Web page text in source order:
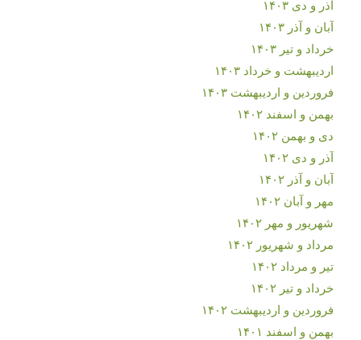
آذر و دی ۱۴۰۳
آبان و آذر ۱۴۰۳
خرداد و تیر ۱۴۰۳
اردیبهشت و خرداد ۱۴۰۳
فروردین و اردیبهشت ۱۴۰۳
بهمن و اسفند ۱۴۰۲
دی و بهمن ۱۴۰۲
آذر و دی ۱۴۰۲
آبان و آذر ۱۴۰۲
مهر و آبان ۱۴۰۲
شهریور و مهر ۱۴۰۲
مرداد و شهریور ۱۴۰۲
تیر و مرداد ۱۴۰۲
خرداد و تیر ۱۴۰۲
فروردین و اردیبهشت ۱۴۰۲
بهمن و اسفند ۱۴۰۱